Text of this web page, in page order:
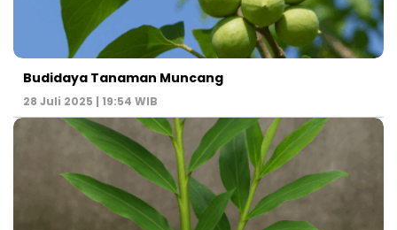
Budidaya Tanaman Muncang
28 Juli 2025 | 19:54 WIB